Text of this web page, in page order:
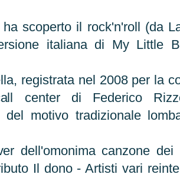
scoperto il rock'n'roll (da
italiana di My Little
registrata nel 2008 per la
center di Federico
del motivo tradizionale
dell'omonima canzone dei
Il dono - Artisti vari